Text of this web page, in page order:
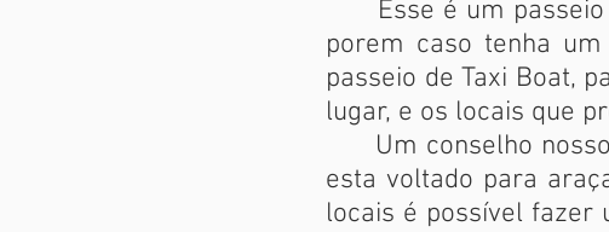
Esse é um passeio
porem caso tenha
passeio de Taxi Boat,
lugar, e os locais que
Um conselho
esta voltado para
locais é possível fazer